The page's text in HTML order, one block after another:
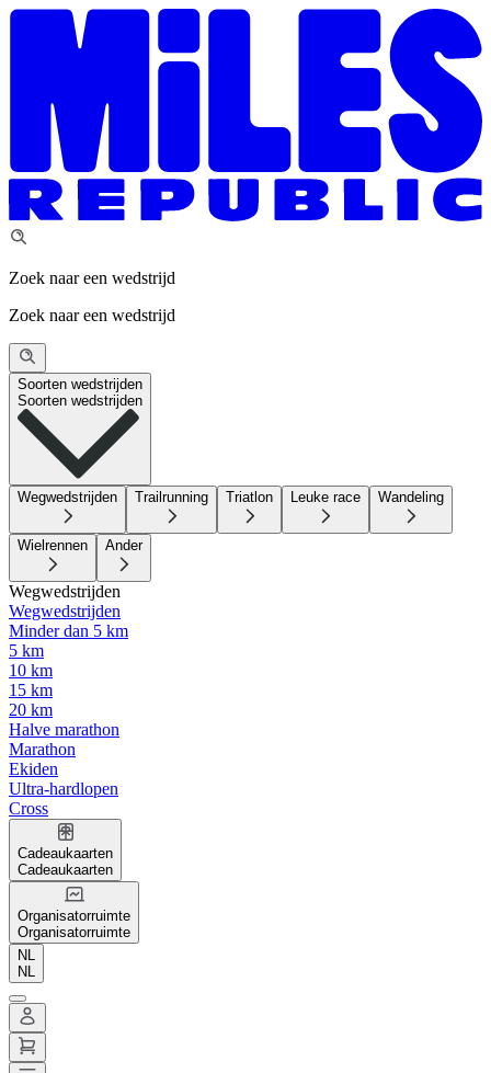
Zoek naar een wedstrijd
Zoek naar een wedstrijd
Soorten wedstrijden
Soorten wedstrijden
Wegwedstrijden Trailrunning Triatlon Leuke race Wandeling
Wielrennen Ander
Wegwedstrijden
Wegwedstrijden
Minder dan 5 km
5 km
10 km
15 km
20 km
Halve marathon
Marathon
Ekiden
Ultra-hardlopen
Cross
Cadeaukaarten
Cadeaukaarten
Organisatorruimte
Organisatorruimte
NL
NL